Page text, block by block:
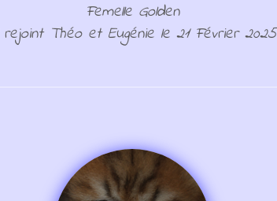
Femelle Golden
Théo et Eugénie le 21 Février 2025